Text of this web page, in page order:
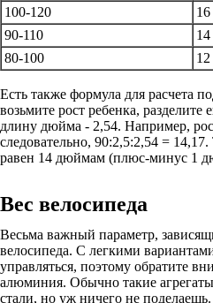
100-120
16
90-110
14
80-100
12
Есть также формула для расчета
возьмите рост ребенка, разделите
длину дюйма - 2,54. Например,
следовательно, 90:2,5:2,54 =
равен 14 дюймам (плюс-минус 1
Вес велосипеда
Весьма важный параметр,
велосипеда. С легкими
управляться, поэтому обратите
алюминия. Обычно такие
стали, но уж ничего не поделаешь.